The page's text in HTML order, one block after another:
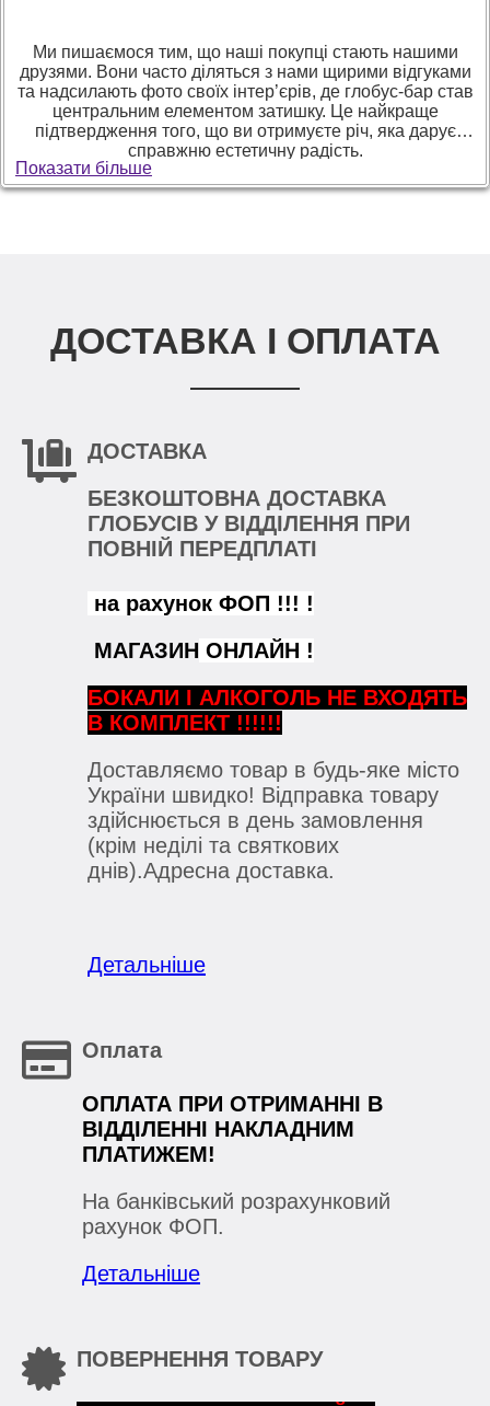
Ми пишаємося тим, що наші покупці стають нашими
друзями. Вони часто діляться з нами щирими відгуками
та надсилають фото своїх інтер’єрів, де глобус-бар став
центральним елементом затишку. Це найкраще
підтвердження того, що ви отримуєте річ, яка дарує
справжню естетичну радість.
Показати більше
ДОСТАВКА І ОПЛАТА
ДОСТАВКА
БЕЗКОШТОВНА ДОСТАВКА
ГЛОБУСІВ У ВІДДІЛЕННЯ ПРИ
ПОВНІЙ ПЕРЕДПЛАТІ
на рахунок ФОП !!! !
МАГАЗИН ОНЛАЙН !
БОКАЛИ І АЛКОГОЛЬ НЕ ВХОДЯТЬ
В КОМПЛЕКТ !!!!!!
Доставляємо товар в будь-яке місто
України швидко! Відправка товару
здійснюється в день замовлення
(крім неділі та святкових
днів).Адресна доставка.
Детальніше
Оплата
ОПЛАТА ПРИ ОТРИМАННІ В
ВІДДІЛЕННІ НАКЛАДНИМ
ПЛАТИЖЕМ!
На банківський розрахунковий
рахунок ФОП.
Детальніше
ПОВЕРНЕННЯ ТОВАРУ